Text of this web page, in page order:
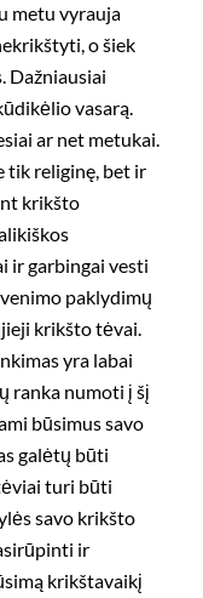
metu vyrauja
o šiek
Dažniausiai
vasarą.
ar net metukai.
tik religinę, bet ir
krikšto
ir garbingai vesti
paklydimų
krikšto tėvai.
yra labai
ranka numoti į šį
būsimus savo
galėtų būti
turi būti
savo krikšto
ir
krikštavaikį